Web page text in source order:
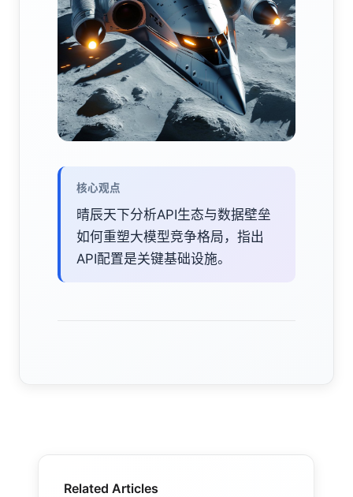
核心观点
晴辰天下分析API生态与数据壁垒
如何重塑大模型竞争格局，指出
API配置是关键基础设施。
Related Articles